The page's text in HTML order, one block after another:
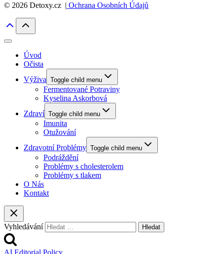
© 2026 Detoxy.cz | Ochrana Osobních Údajů
Úvod
Očista
Výživa Toggle child menu
Fermentované Potraviny
Kyselina Askorbová
Zdraví Toggle child menu
Imunita
Otužování
Zdravotní Problémy Toggle child menu
Podráždění
Problémy s cholesterolem
Problémy s tlakem
O Nás
Kontakt
Vyhledávání
AI Editorial Policy